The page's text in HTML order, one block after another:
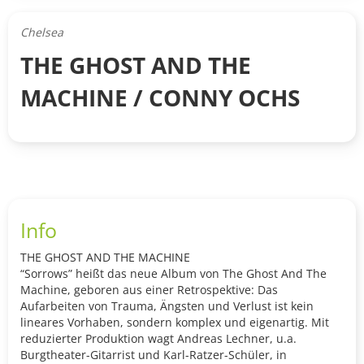
Chelsea
THE GHOST AND THE
MACHINE / CONNY OCHS
Info
THE GHOST AND THE MACHINE
“Sorrows” heißt das neue Album von The Ghost And The
Machine, geboren aus einer Retrospektive: Das
Aufarbeiten von Trauma, Ängsten und Verlust ist kein
lineares Vorhaben, sondern komplex und eigenartig. Mit
reduzierter Produktion wagt Andreas Lechner, u.a.
Burgtheater-Gitarrist und Karl-Ratzer-Schüler, in